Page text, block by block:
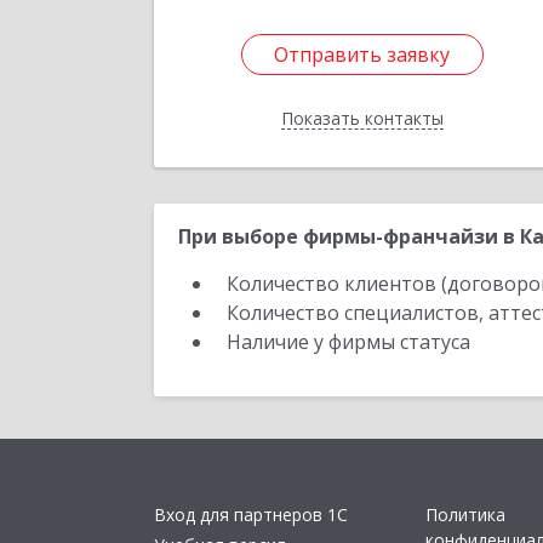
Отправить заявку
Показать контакты
Отправить заявку
Назад
При выборе фирмы-франчайзи в
Количество клиентов
Количество специалистов,
Наличие у фирмы статуса
Вход для партнеров 1С
Политика